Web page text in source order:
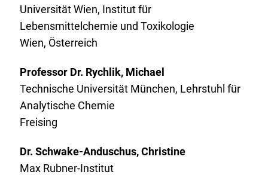
Universität Wien, Institut für
Lebensmittelchemie und Toxikologie
Wien, Österreich
Professor Dr. Rychlik, Michael
Technische Universität München, Lehrstuhl für
Analytische Chemie
Freising
Dr. Schwake-Anduschus, Christine
Max Rubner-Institut